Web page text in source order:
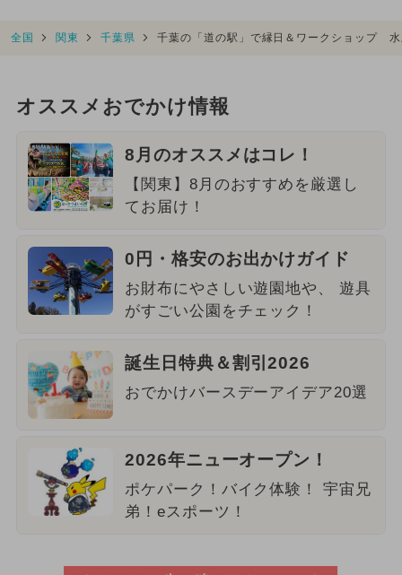
全国 関東 千葉県 千葉の「道の駅」で縁日＆ワークショップ
オススメおでかけ情報
8月のオススメはコレ！
【関東】8月のおすすめを厳選し
てお届け！
0円・格安のお出かけガイド
お財布にやさしい遊園地や、 遊具
がすごい公園をチェック！
誕生日特典＆割引2026
おでかけバースデーアイデア20選
2026年ニューオープン！
ポケパーク！バイク体験！ 宇宙兄
弟！eスポーツ！